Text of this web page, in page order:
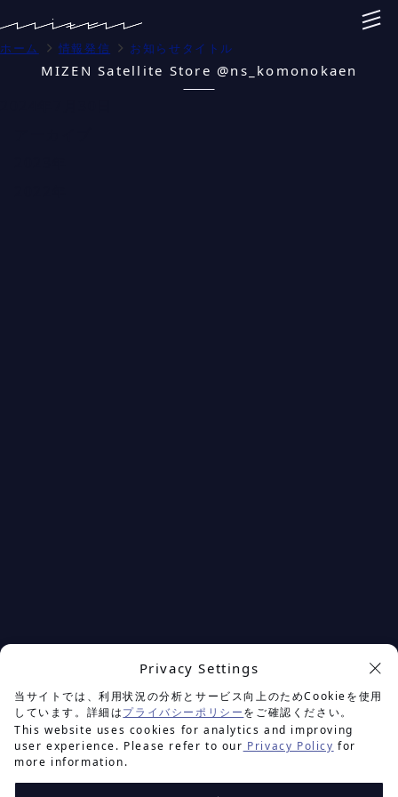
Privacy Settings
当サイトでは、利用状況の分析とサービス向上のためCookieを使用
しています。詳細はプライバシーポリシーをご確認ください。
This website uses cookies for analytics and improving
user experience. Please refer to our Privacy Policy for
more information.
ホーム 情報発信 お知らせタイトル
MIZEN Satellite Store @ns_komonokaen
余白を楽しむプロジェクト